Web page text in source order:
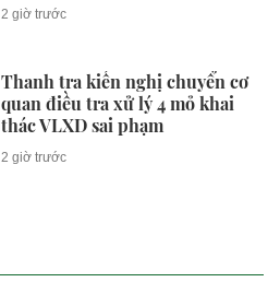
2 giờ trước
Thanh tra kiến nghị chuyển cơ
quan điều tra xử lý 4 mỏ khai
thác VLXD sai phạm
2 giờ trước